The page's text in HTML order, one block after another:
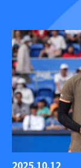
2025.10.12